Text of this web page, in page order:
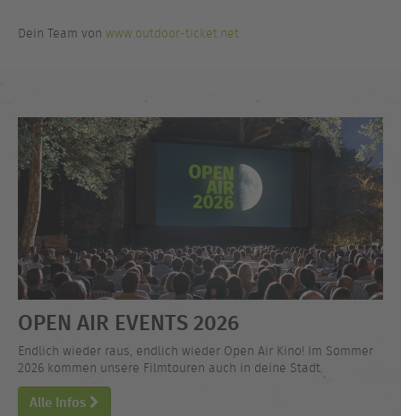
Dein Team von www.outdoor-ticket.net
OPEN AIR EVENTS 2026
Endlich wieder raus, endlich wieder Open Air Kino! Im Sommer
2026 kommen unsere Filmtouren auch in deine Stadt.
Alle Infos